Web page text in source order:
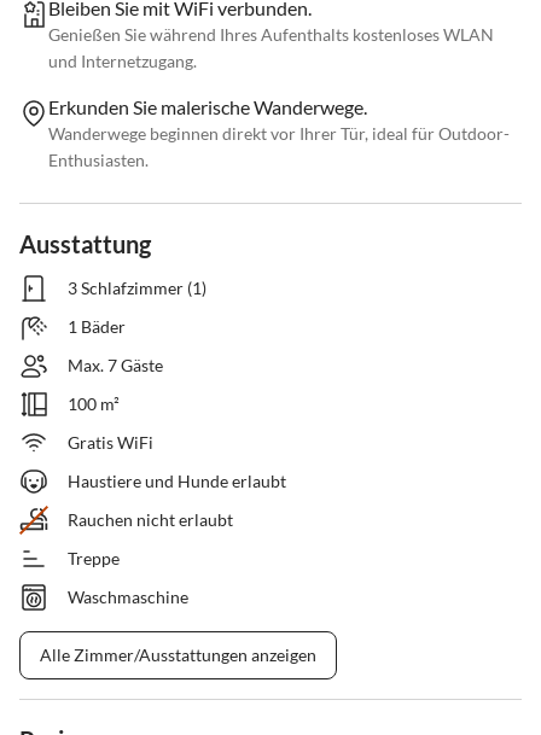
Bleiben Sie mit WiFi verbunden.
Genießen Sie während Ihres Aufenthalts kostenloses WLAN
und Internetzugang.
Erkunden Sie malerische Wanderwege.
Wanderwege beginnen direkt vor Ihrer Tür, ideal für Outdoor-
Enthusiasten.
Ausstattung
3 Schlafzimmer (1)
1 Bäder
Max. 7 Gäste
100 m²
Gratis WiFi
Haustiere und Hunde erlaubt
Rauchen nicht erlaubt
Treppe
Waschmaschine
Alle Zimmer/Ausstattungen anzeigen